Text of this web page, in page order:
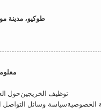
طوكيو، مدينة
حولتوظيف الخريجين
سياسة وسائل التواصلالخصوصية